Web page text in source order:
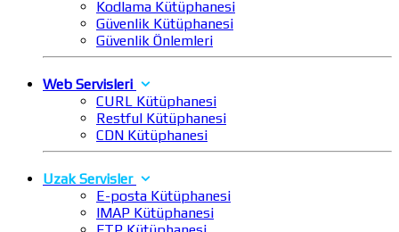
Kodlama Kütüphanesi
Güvenlik Kütüphanesi
Güvenlik Önlemleri
Web Servisleri
CURL Kütüphanesi
Restful Kütüphanesi
CDN Kütüphanesi
Uzak Servisler
E-posta Kütüphanesi
IMAP Kütüphanesi